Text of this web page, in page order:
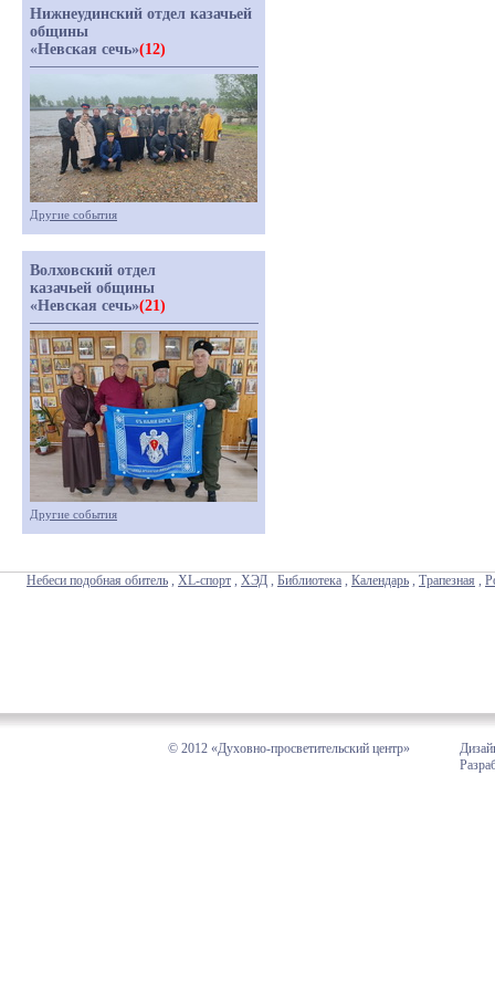
Нижнеудинский отдел казачьей
общины
«Невская сечь»(12)
Другие события
Волховский отдел
казачьей общины
«Невская сечь»(21)
Другие события
Небеси подобная обитель , XL-спорт , ХЭД , Библиотека , Календарь , Трапезная ,
© 2012 «Духовно-просветительский центр»